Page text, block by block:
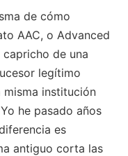
de cómo
AAC, o Advanced
de una
legítimo
misma institución
he pasado años
es
antiguo corta las